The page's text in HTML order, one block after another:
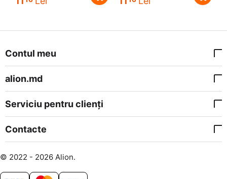
Contul meu
alion.md
Serviciu pentru clienți
Contacte
© 2022 - 2026 Alion.